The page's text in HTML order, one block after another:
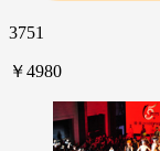
3751
￥4980